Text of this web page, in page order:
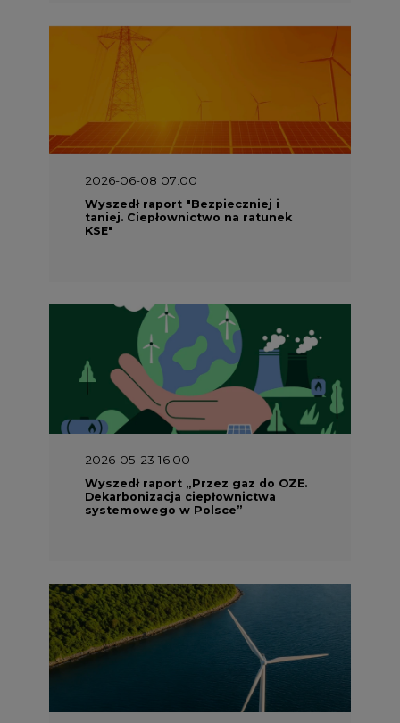
2026-06-08 07:00
Wyszedł raport "Bezpieczniej i
taniej. Ciepłownictwo na ratunek
KSE"
2026-05-23 16:00
Wyszedł raport „Przez gaz do OZE.
Dekarbonizacja ciepłownictwa
systemowego w Polsce”